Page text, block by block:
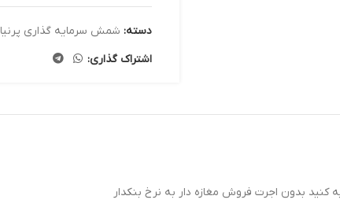
دسته: شمش سرمایه گذاری پرنیا
اشتراک گذاری:
بدون اجرت فروش مغازه دار به نرخ بنکدار